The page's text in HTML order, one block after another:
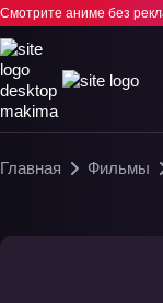
Смотрите аниме без
Главная Фильмы